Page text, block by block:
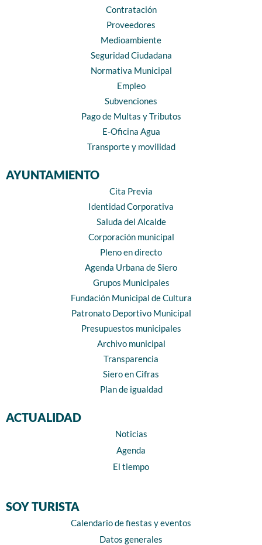
Contratación
Proveedores
Medioambiente
Seguridad Ciudadana
Normativa Municipal
Empleo
Subvenciones
Pago de Multas y Tributos
E-Oficina Agua
Transporte y movilidad
AYUNTAMIENTO
Cita Previa
Identidad Corporativa
Saluda del Alcalde
Corporación municipal
Pleno en directo
Agenda Urbana de Siero
Grupos Municipales
Fundación Municipal de Cultura
Patronato Deportivo Municipal
Presupuestos municipales
Archivo municipal
Transparencia
Siero en Cifras
Plan de igualdad
ACTUALIDAD
Noticias
Agenda
El tiempo
SOY TURISTA
Calendario de fiestas y eventos
Datos generales